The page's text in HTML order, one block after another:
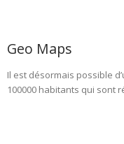
Geo Maps
Il est désormais possible
100000 habitants qui sont